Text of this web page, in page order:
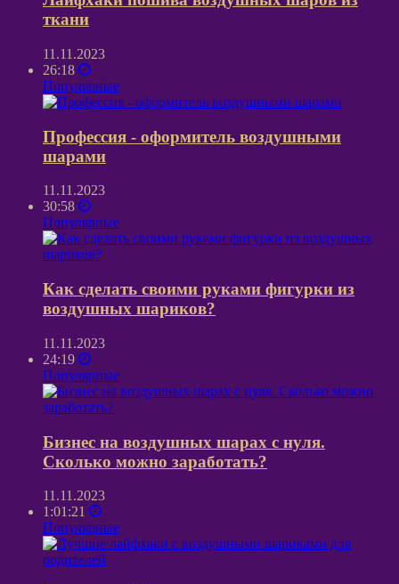
ткани
11.11.2023
26:18
Популярные
Профессия - оформитель воздушными
шарами
11.11.2023
30:58
Популярные
Как сделать своими руками фигурки из
воздушных шариков?
11.11.2023
24:19
Популярные
Бизнес на воздушных шарах с нуля.
Сколько можно заработать?
11.11.2023
1:01:21
Популярные